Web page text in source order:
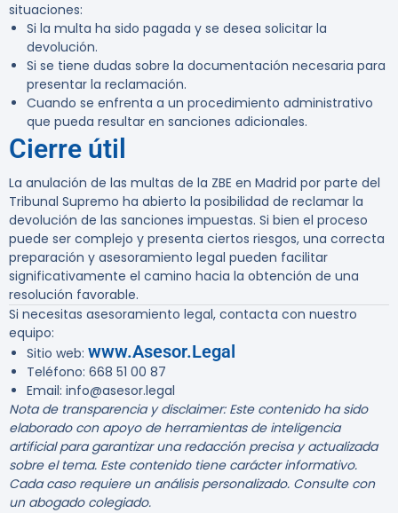
situaciones:
Si la multa ha sido pagada y se desea solicitar la
devolución.
Si se tiene dudas sobre la documentación necesaria para
presentar la reclamación.
Cuando se enfrenta a un procedimiento administrativo
que pueda resultar en sanciones adicionales.
Cierre útil
La anulación de las multas de la ZBE en Madrid por parte del
Tribunal Supremo ha abierto la posibilidad de reclamar la
devolución de las sanciones impuestas. Si bien el proceso
puede ser complejo y presenta ciertos riesgos, una correcta
preparación y asesoramiento legal pueden facilitar
significativamente el camino hacia la obtención de una
resolución favorable.
Si necesitas asesoramiento legal, contacta con nuestro
equipo:
Sitio web: www.Asesor.Legal
Teléfono: 668 51 00 87
Email: info@asesor.legal
Nota de transparencia y disclaimer: Este contenido ha sido
elaborado con apoyo de herramientas de inteligencia
artificial para garantizar una redacción precisa y actualizada
sobre el tema. Este contenido tiene carácter informativo.
Cada caso requiere un análisis personalizado. Consulte con
un abogado colegiado.